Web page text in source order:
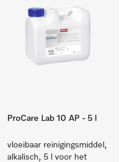
ProCare Lab 10 AP - 5 l
vloeibaar reinigingsmiddel,
alkalisch, 5 l voor het